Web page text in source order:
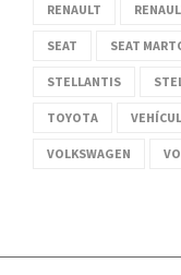
RENAULT
SEAT SEAT
STELLANTIS
TOYOTA
VOLKSWAGEN